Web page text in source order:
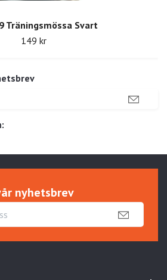
Träningsmössa Svart
149 kr
nyhetsbrev